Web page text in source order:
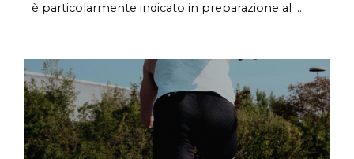
è particolarmente indicato in preparazione al ...